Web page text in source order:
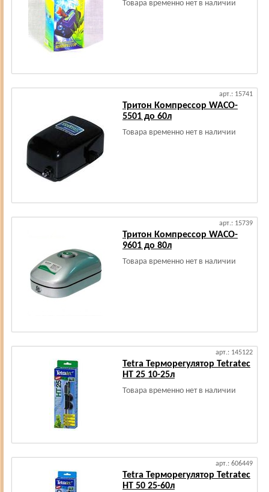
Товара временно нет в наличии
арт.: 15741
Тритон Компрессор WACO-
5501 до 60л
Товара временно нет в наличии
арт.: 15739
Тритон Компрессор WACO-
9601 до 80л
Товара временно нет в наличии
арт.: 145122
Tetra Терморегулятор Tetratec
НТ 25 10-25л
Товара временно нет в наличии
арт.: 606449
Tetra Терморегулятор Tetratec
НТ 50 25-60л